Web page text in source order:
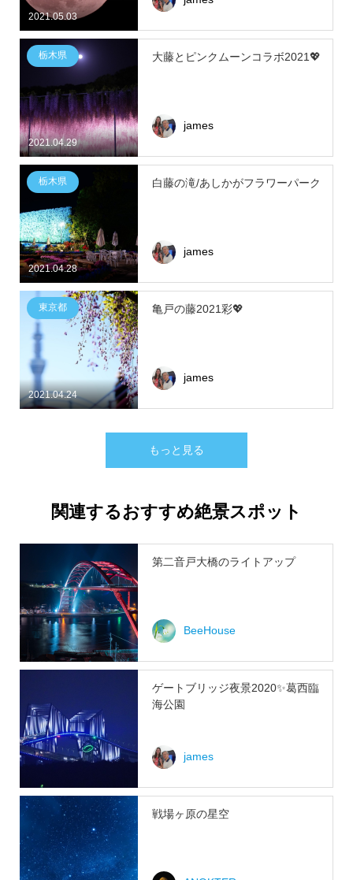
2021.05.03
2021.04.29
栃木県 大藤とピンクムーンコラボ2021💖
james
2021.04.28
栃木県 白藤の滝/あしかがフラワーパーク
james
2021.04.24
東京都 亀戸の藤2021彩💖
james
もっと見る
関連するおすすめ絶景スポット
第二音戸大橋のライトアップ
BeeHouse
ゲートブリッジ夜景2020✨葛西臨
海公園
james
戦場ヶ原の星空